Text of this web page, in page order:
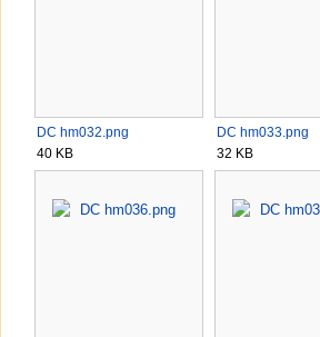
DC hm032.png
40 KB
DC hm033.png
32 KB